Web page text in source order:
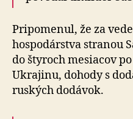
Pripomenul, že za
hospodárstva stranou
do štyroch mesiacov
Ukrajinu, dohody s
ruských dodávok.